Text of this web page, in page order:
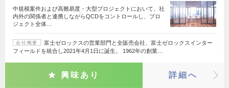
中規模案件および高難易度・大型プロジェクトにおいて、社
内外の関係者と連携しながらQCDをコントロールし、プロ
ジェクト全体…
会社概要
富士ゼロックスの営業部門と全販売会社、富士ゼロックスインター
フィールドを統合し2021年4月1日に誕生。 1962年の創業…
興味あり 詳細へ